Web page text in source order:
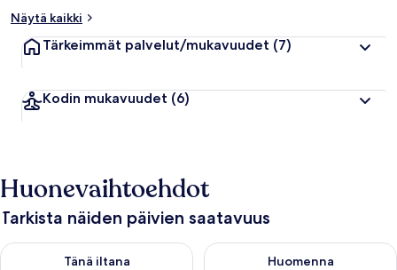
Näytä kaikki
Tärkeimmät palvelut/mukavuudet (7)
Kodin mukavuudet (6)
Huonevaihtoehdot
Tarkista näiden päivien saatavuus
Tänä iltana
Tarkista tämän illan saatavuus elok. 7 - elok. 8
Huomenna
Tarkista huomisen saatavuus